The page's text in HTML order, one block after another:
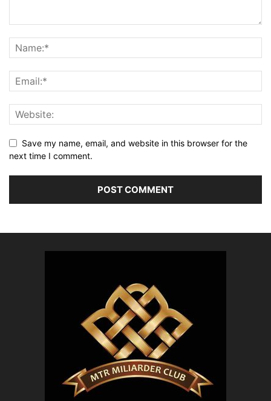
Save my name, email, and website in this browser for the
next time I comment.